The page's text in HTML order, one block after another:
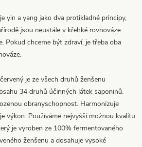
yin a yang jako dva protikladné principy,
jsou neustále v křehké rovnováze.
Pokud chceme být zdraví, je třeba oba
je ze všech druhů ženšenu
34 druhů účinných látek saponinů.
obranyschopnost. Harmonizuje
výkon. Používáme nejvyšší možnou kvalitu
je vyroben ze 100% fermentovaného
ženšenu a dosahuje vysoké